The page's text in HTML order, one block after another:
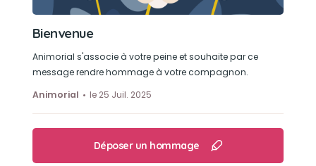
Bienvenue
Animorial s'associe à votre peine et souhaite par ce
message rendre hommage à votre compagnon.
Animorial
le 25 Juil. 2025
Déposer un hommage